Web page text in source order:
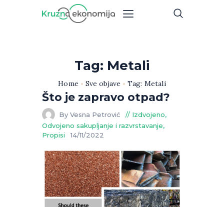
Tag: Metali
Home Sve objave Tag: Metali
Što je zapravo otpad?
By Vesna Petrović Izdvojeno,
Odvojeno sakupljanje i razvrstavanje,
Propisi
14/11/2022